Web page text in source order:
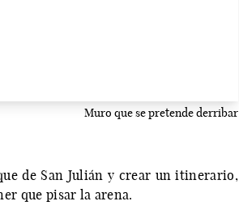
Muro que se pretende derribar
de San Julián y crear un itinerario,
que pisar la arena.